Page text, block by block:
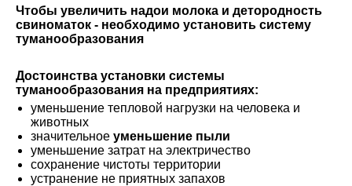
Чтобы увеличить надои молока и детородность
свиноматок - необходимо установить систему
туманообразования
Достоинства установки системы
туманообразования на предприятиях:
уменьшение тепловой нагрузки на человека и
животных
значительное уменьшение пыли
уменьшение затрат на электричество
сохранение чистоты территории
устранение не приятных запахов